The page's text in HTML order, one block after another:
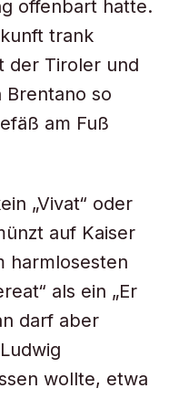
offenbart hatte.
trank
der Tiroler und
so
am Fuß
„Vivat“ oder
auf Kaiser
harmlosesten
als ein „Er
darf aber
wollte, etwa